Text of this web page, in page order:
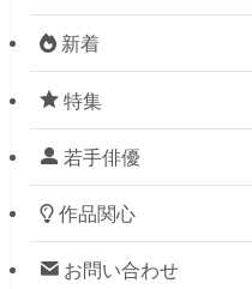
新着
特集
若手俳優
作品関心
お問い合わせ